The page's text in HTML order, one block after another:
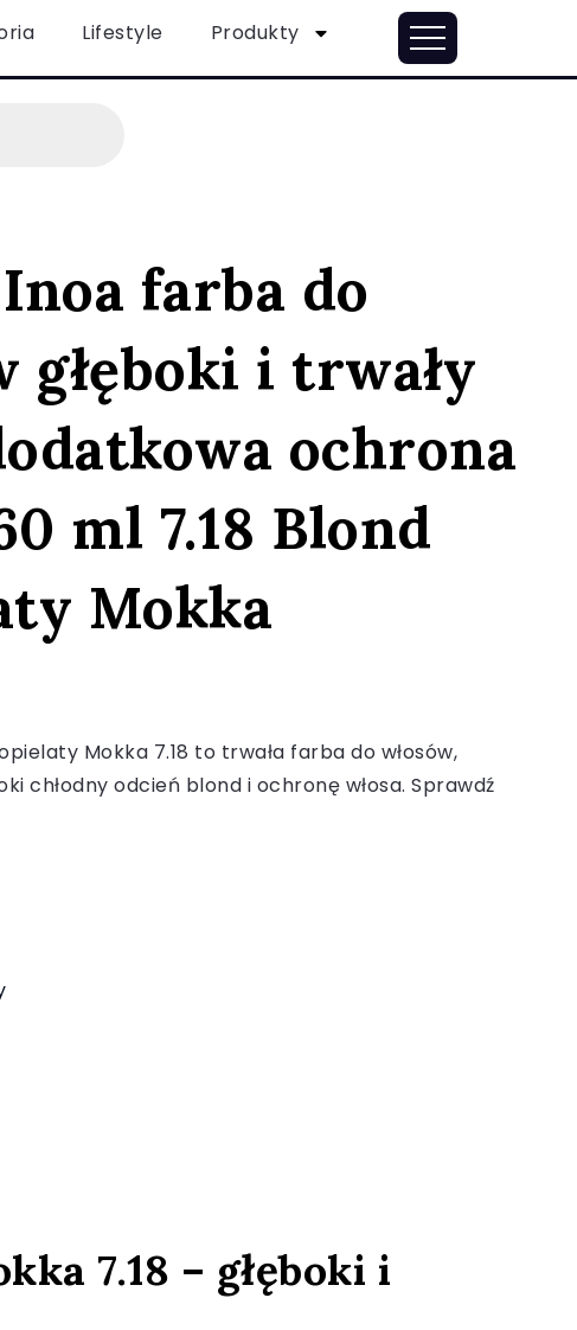
Lifestyle Produkty
farba do
głęboki i trwały
ochrona
ml 7.18 Blond
Mokka
Mokka 7.18 to trwała farba do włosów,
chłodny odcień blond i ochronę włosa. Sprawdź
7.18 – głęboki i